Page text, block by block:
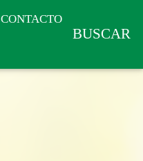
CONTACTO
BUSCAR